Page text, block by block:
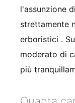
l'assunzione
strettamente
erboristici .
moderato di
più